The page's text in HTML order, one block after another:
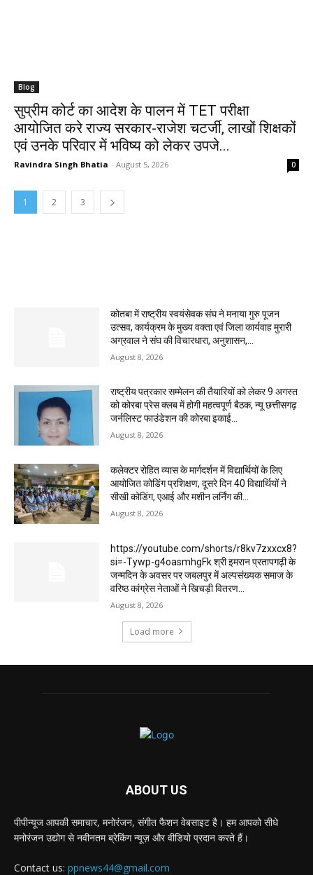
Blog
सुप्रीम कोर्ट का आदेश के पालन में TET परीक्षा
आयोजित करे राज्य सरकार-राजेश चटर्जी, लाखों शिक्षकों
एवं उनके परिवार में भविष्य को लेकर उपजे...
Ravindra Singh Bhatia - August 5, 2026 0
1 2 3
कोतबा में राष्ट्रीय स्वयंसेवक संघ ने मनाया गुरु पूजन
उत्सव, कार्यक्रम के मुख्य वक्ता एवं जिला कार्यवाह मुरारी
अग्रवाल ने संघ की विचारधारा, अनुशासन,...
August 8, 2026
राष्ट्रीय पत्रकार सम्मेलन की तैयारियों को लेकर 9 अगस्त
को कोरबा प्रेस क्लब में होगी महत्वपूर्ण बैठक, न्यू छत्तीसगढ़
जर्नलिस्ट फाउंडेशन की कोरबा इकाई...
August 8, 2026
कलेक्टर रोहित व्यास के मार्गदर्शन में विद्यार्थियों के लिए
आयोजित कोडिंग प्रशिक्षण, दूसरे दिन 40 विद्यार्थियों ने
सीखी कोडिंग, एआई और मशीन लर्निंग की...
August 8, 2026
https://youtube.com/shorts/r8kv7zxxcx8?
si=-Tywp-g4oasmhgFk श्री इमरान प्रतापगढ़ी के
जन्मदिन के अवसर पर जबलपुर में अल्पसंख्यक समाज के
वरिष्ठ कांग्रेस नेताओं ने खिचड़ी वितरण...
August 8, 2026
Load more
ABOUT US
पीपीन्यूज आपकी समाचार, मनोरंजन, संगीत फैशन वेबसाइट है। हम आपको सीधे
मनोरंजन उद्योग से नवीनतम ब्रेकिंग न्यूज़ और वीडियो प्रदान करते हैं।
Contact us: ppnews44@gmail.com